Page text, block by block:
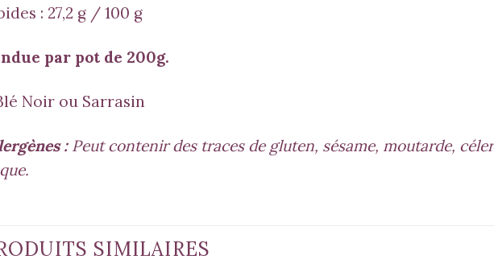
: 27,2 g / 100 g
par pot de 200g.
Noir ou Sarrasin
:Peut contenir des traces de gluten, sésame, moutarde,
SIMILAIRES